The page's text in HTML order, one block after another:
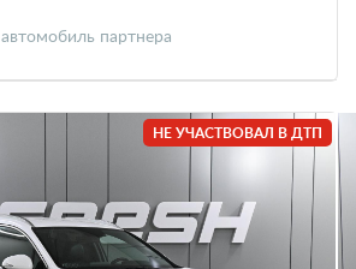
автомобиль партнера
НЕ УЧАСТВОВАЛ В ДТП